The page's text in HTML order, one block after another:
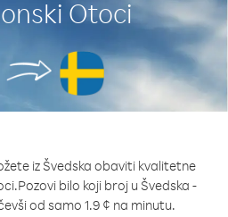
Otoci
iz Švedska obaviti kvalitetne
Pozovi bilo koji broj u Švedska -
od samo 1.9 ¢ na minutu.